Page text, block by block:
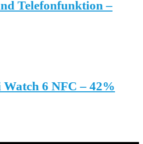
Telefonfunktion –
6 NFC – 42%